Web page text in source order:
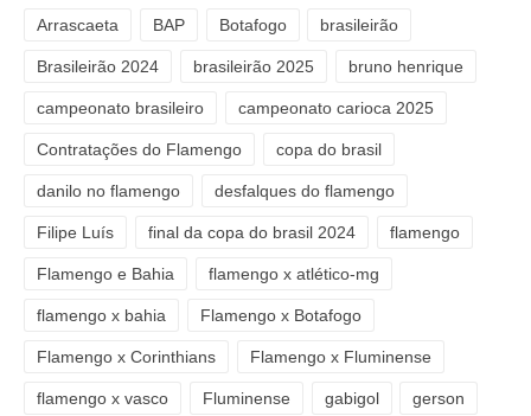
Arrascaeta BAP Botafogo brasileirão
Brasileirão 2024 brasileirão 2025 bruno henrique
campeonato brasileiro campeonato carioca 2025
Contratações do Flamengo copa do brasil
danilo no flamengo desfalques do flamengo
Filipe Luís final da copa do brasil 2024 flamengo
Flamengo e Bahia flamengo x atlético-mg
flamengo x bahia Flamengo x Botafogo
Flamengo x Corinthians Flamengo x Fluminense
flamengo x vasco Fluminense gabigol gerson